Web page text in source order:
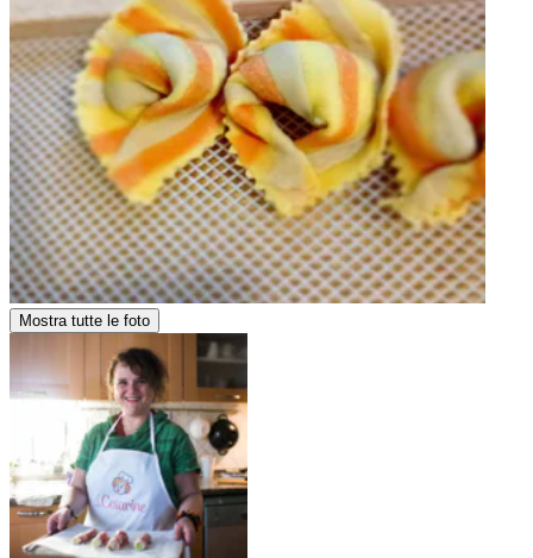
Mostra tutte le foto